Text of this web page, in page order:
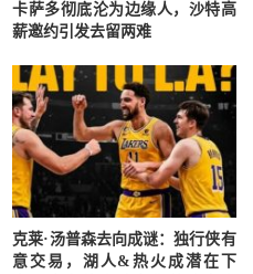
卡萨多彻底沦为边缘人，沙特高
薪邀约引发去留两难
克莱·汤普森去向成谜：独行侠有
意交易，湖人&热火成潜在下